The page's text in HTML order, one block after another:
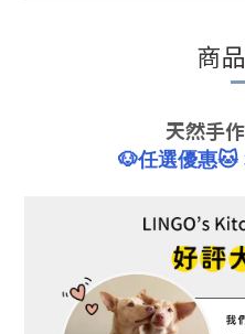
商
天然手
🐶任選優惠🐱